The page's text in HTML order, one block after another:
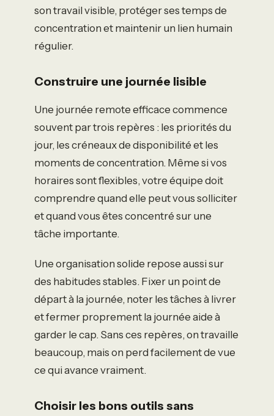
son travail visible, protéger ses temps de
concentration et maintenir un lien humain
régulier.
Construire une journée lisible
Une journée remote efficace commence
souvent par trois repères : les priorités du
jour, les créneaux de disponibilité et les
moments de concentration. Même si vos
horaires sont flexibles, votre équipe doit
comprendre quand elle peut vous solliciter
et quand vous êtes concentré sur une
tâche importante.
Une organisation solide repose aussi sur
des habitudes stables. Fixer un point de
départ à la journée, noter les tâches à livrer
et fermer proprement la journée aide à
garder le cap. Sans ces repères, on travaille
beaucoup, mais on perd facilement de vue
ce qui avance vraiment.
Choisir les bons outils sans